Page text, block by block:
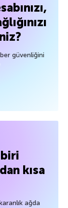
güvenliğini
kısa
ağda